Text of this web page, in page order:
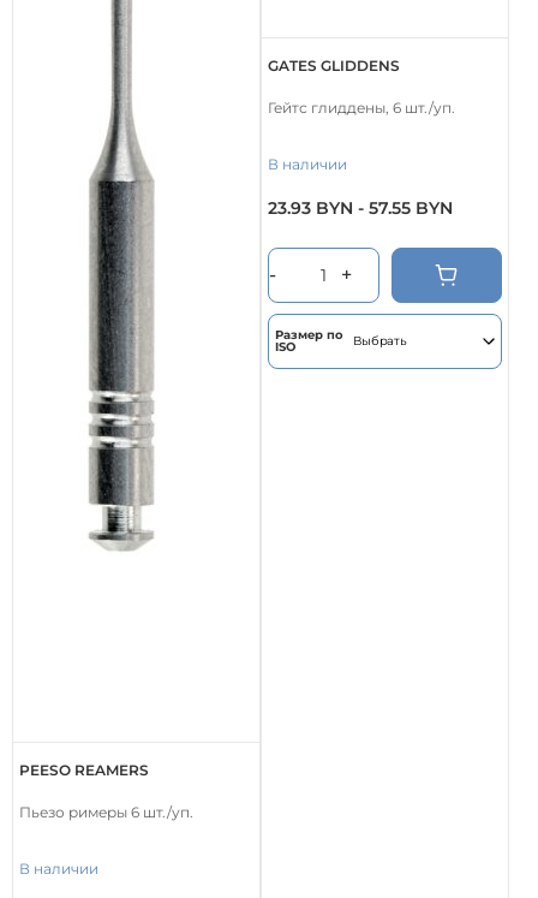
PEESO REAMERS
Пьезо римеры 6 шт./уп.
В наличии
GATES GLIDDENS
Гейтс глиддены, 6 шт./уп.
В наличии
Этот
имеет
несколько
вариаций.
Опции
можно
23.93 BYN - 57.55 BYN
Размер по
ISO
- +